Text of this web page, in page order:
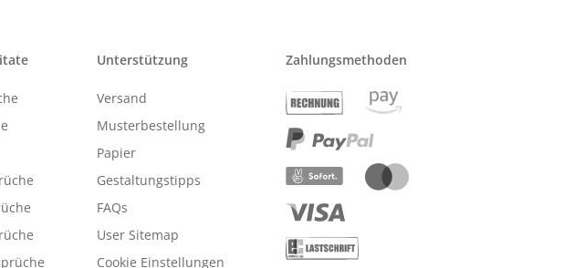
Unterstützung
Versand
Musterbestellung
Papier
Gestaltungstipps
FAQs
User Sitemap
Cookie Einstellungen
Zahlungsmethoden